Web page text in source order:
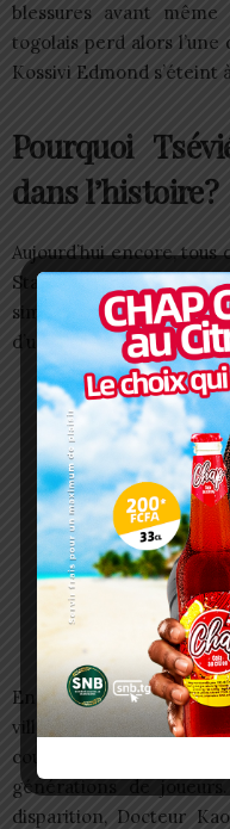
blessures avant
togolais perd alors l’une
Kossivi Edmond s’éteint
Pourquoi
dans l’histoire?
Aujourd’hui encore,
Stade Dr Kaolo de
simple appellation. Ce
d’un enfant du terroir
En donnant son nom
ville, Tsévié a choisi
couleurs du
générations de
disparition, Docteur